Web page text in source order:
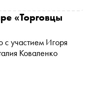
тысяч пачек
на грани фола
одиночестве и
с Виталием
становятся
которую
«Торговцы
участием Игоря
Коваленко